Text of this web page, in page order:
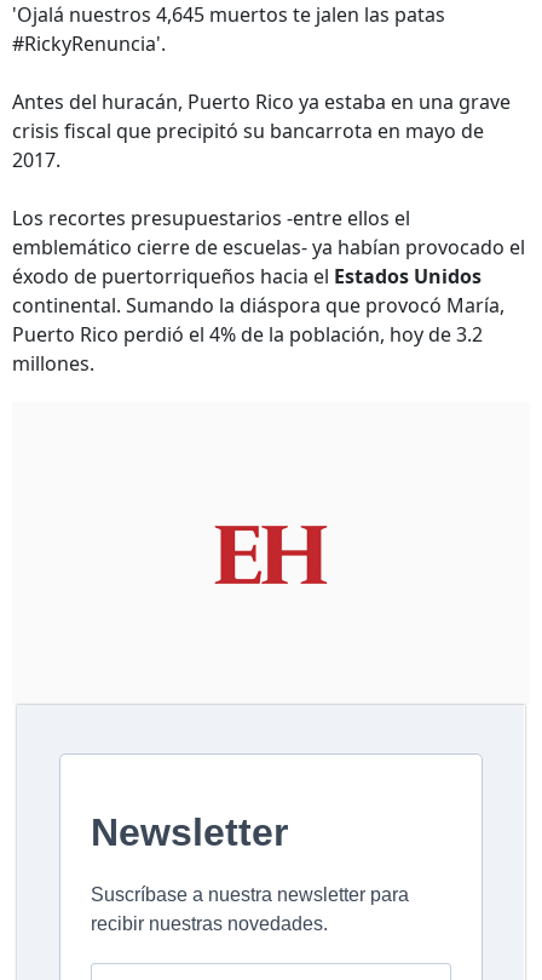
'Ojalá nuestros 4,645 muertos te jalen las patas
#RickyRenuncia'.
Antes del huracán, Puerto Rico ya estaba en una grave
crisis fiscal que precipitó su bancarrota en mayo de
2017.
Los recortes presupuestarios -entre ellos el
emblemático cierre de escuelas- ya habían provocado el
éxodo de puertorriqueños hacia el Estados Unidos
continental. Sumando la diáspora que provocó María,
Puerto Rico perdió el 4% de la población, hoy de 3.2
millones.